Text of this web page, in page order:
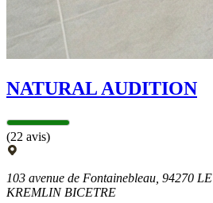
NATURAL AUDITION
(22 avis)
103 avenue de Fontainebleau, 94270 LE
KREMLIN BICETRE